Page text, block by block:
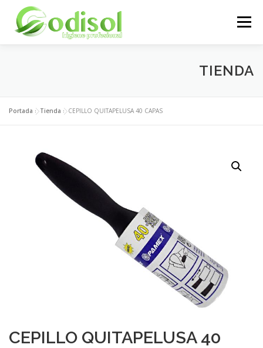
contenido
Menú
ÁREA CLIENTES CONTACTO
TIENDA
Portada »Tienda »CEPILLO QUITAPELUSA 40 CAPAS
CEPILLO QUITAPELUSA 40